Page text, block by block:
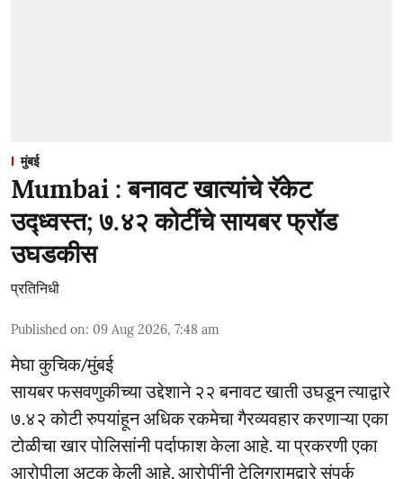
मुंबई
Mumbai : बनावट खात्यांचे रॅकेट
उद्ध्वस्त; ७.४२ कोटींचे सायबर फ्रॉड
उघडकीस
प्रतिनिधी
Published on: 09 Aug 2026, 7:48 am
मेघा कुचिक/मुंबई
सायबर फसवणुकीच्या उद्देशाने २२ बनावट खाती उघडून त्याद्वारे
७.४२ कोटी रुपयांहून अधिक रकमेचा गैरव्यवहार करणाऱ्या एका
टोळीचा खार पोलिसांनी पर्दाफाश केला आहे. या प्रकरणी एका
आरोपीला अटक केली आहे. आरोपींनी टेलिग्रामद्वारे संपर्क